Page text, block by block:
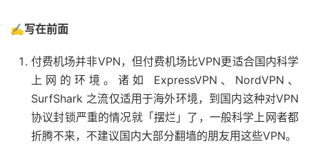
✍️写在前面
付费机场并非VPN，但付费机场比VPN更适合国内科学
上网的环境。诸如 ExpressVPN、NordVPN、
SurfShark 之流仅适用于海外环境，到国内这种对VPN
协议封锁严重的情况就「摆烂」了，一般科学上网者都
折腾不来，不建议国内大部分翻墙的朋友用这些VPN。